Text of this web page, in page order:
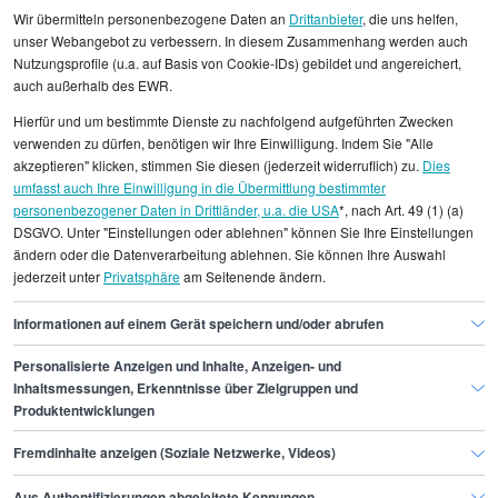
statistischen Erhebungen durch StepStone. Es sind
Durchschnittswerte und die Angaben können nicht
einzelnen Stellenangeboten zugeordnet werden.
Gehaltsinformationen
Marketing
Leiter/in eCommerce
Leiter/in eCommerce Nürnberg
Finde den Job,
der zu dir passt.
Wir übermitteln personenbezogene Daten an Drittanbieter, die uns helfen,
unser Webangebot zu verbessern. In diesem Zusammenhang werden auch
Nutzungsprofile (u.a. auf Basis von Cookie-IDs) gebildet und angereichert,
auch außerhalb des EWR.
Hierfür und um bestimmte Dienste zu nachfolgend aufgeführten Zwecken
verwenden zu dürfen, benötigen wir Ihre Einwilligung. Indem Sie "Alle
akzeptieren" klicken, stimmen Sie diesen (jederzeit widerruflich) zu. Dies
umfasst auch Ihre Einwilligung in die Übermittlung bestimmter
personenbezogener Daten in Drittländer, u.a. die USA*, nach Art. 49 (1) (a)
DSGVO. Unter "Einstellungen oder ablehnen" können Sie Ihre Einstellungen
ändern oder die Datenverarbeitung ablehnen. Sie können Ihre Auswahl
jederzeit unter Privatsphäream Seitenende ändern.
Informationen auf einem Gerät speichern und/oder abrufen
Personalisierte Anzeigen und Inhalte, Anzeigen- und
Inhaltsmessungen, Erkenntnisse über Zielgruppen und
Produktentwicklungen
Fremdinhalte anzeigen (Soziale Netzwerke, Videos)